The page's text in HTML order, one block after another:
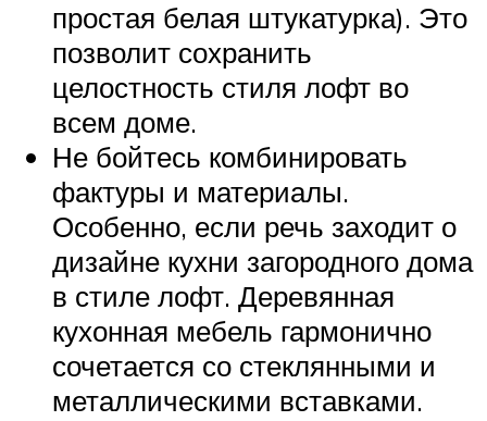
простая белая штукатурка). Это
позволит сохранить
целостность стиля лофт во
всем доме.
Не бойтесь комбинировать
фактуры и материалы.
Особенно, если речь заходит о
дизайне кухни загородного дома
в стиле лофт. Деревянная
кухонная мебель гармонично
сочетается со стеклянными и
металлическими вставками.